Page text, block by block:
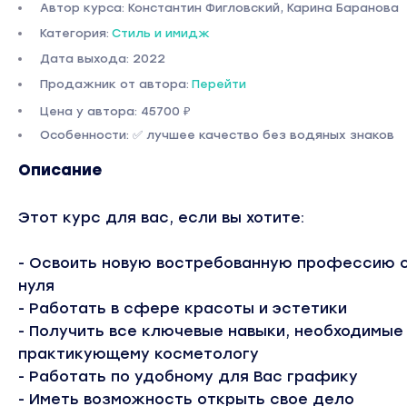
Автор курса: Константин Фигловский, Карина Баранова
Категория: Стиль и имидж
Дата выхода: 2022
Продажник от автора: Перейти
Цена у автора: 45700 ₽
Особенности: ✅ лучшее качество без водяных знаков
Описание
Этот курс для вас, если вы хотите:
- Освоить новую востребованную профессию
нуля
- Работать в сфере красоты и эстетики
- Получить все ключевые навыки, необходимые
практикующему косметологу
- Работать по удобному для Вас графику
- Иметь возможность открыть свое дело